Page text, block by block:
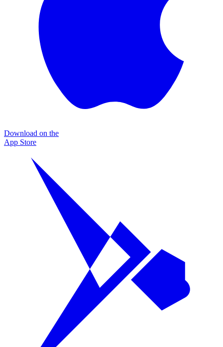
Download on the
App Store